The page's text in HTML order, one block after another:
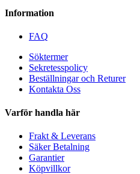
Information
FAQ
Söktermer
Sekretesspolicy
Beställningar och Returer
Kontakta Oss
Varför handla här
Frakt & Leverans
Säker Betalning
Garantier
Köpvillkor